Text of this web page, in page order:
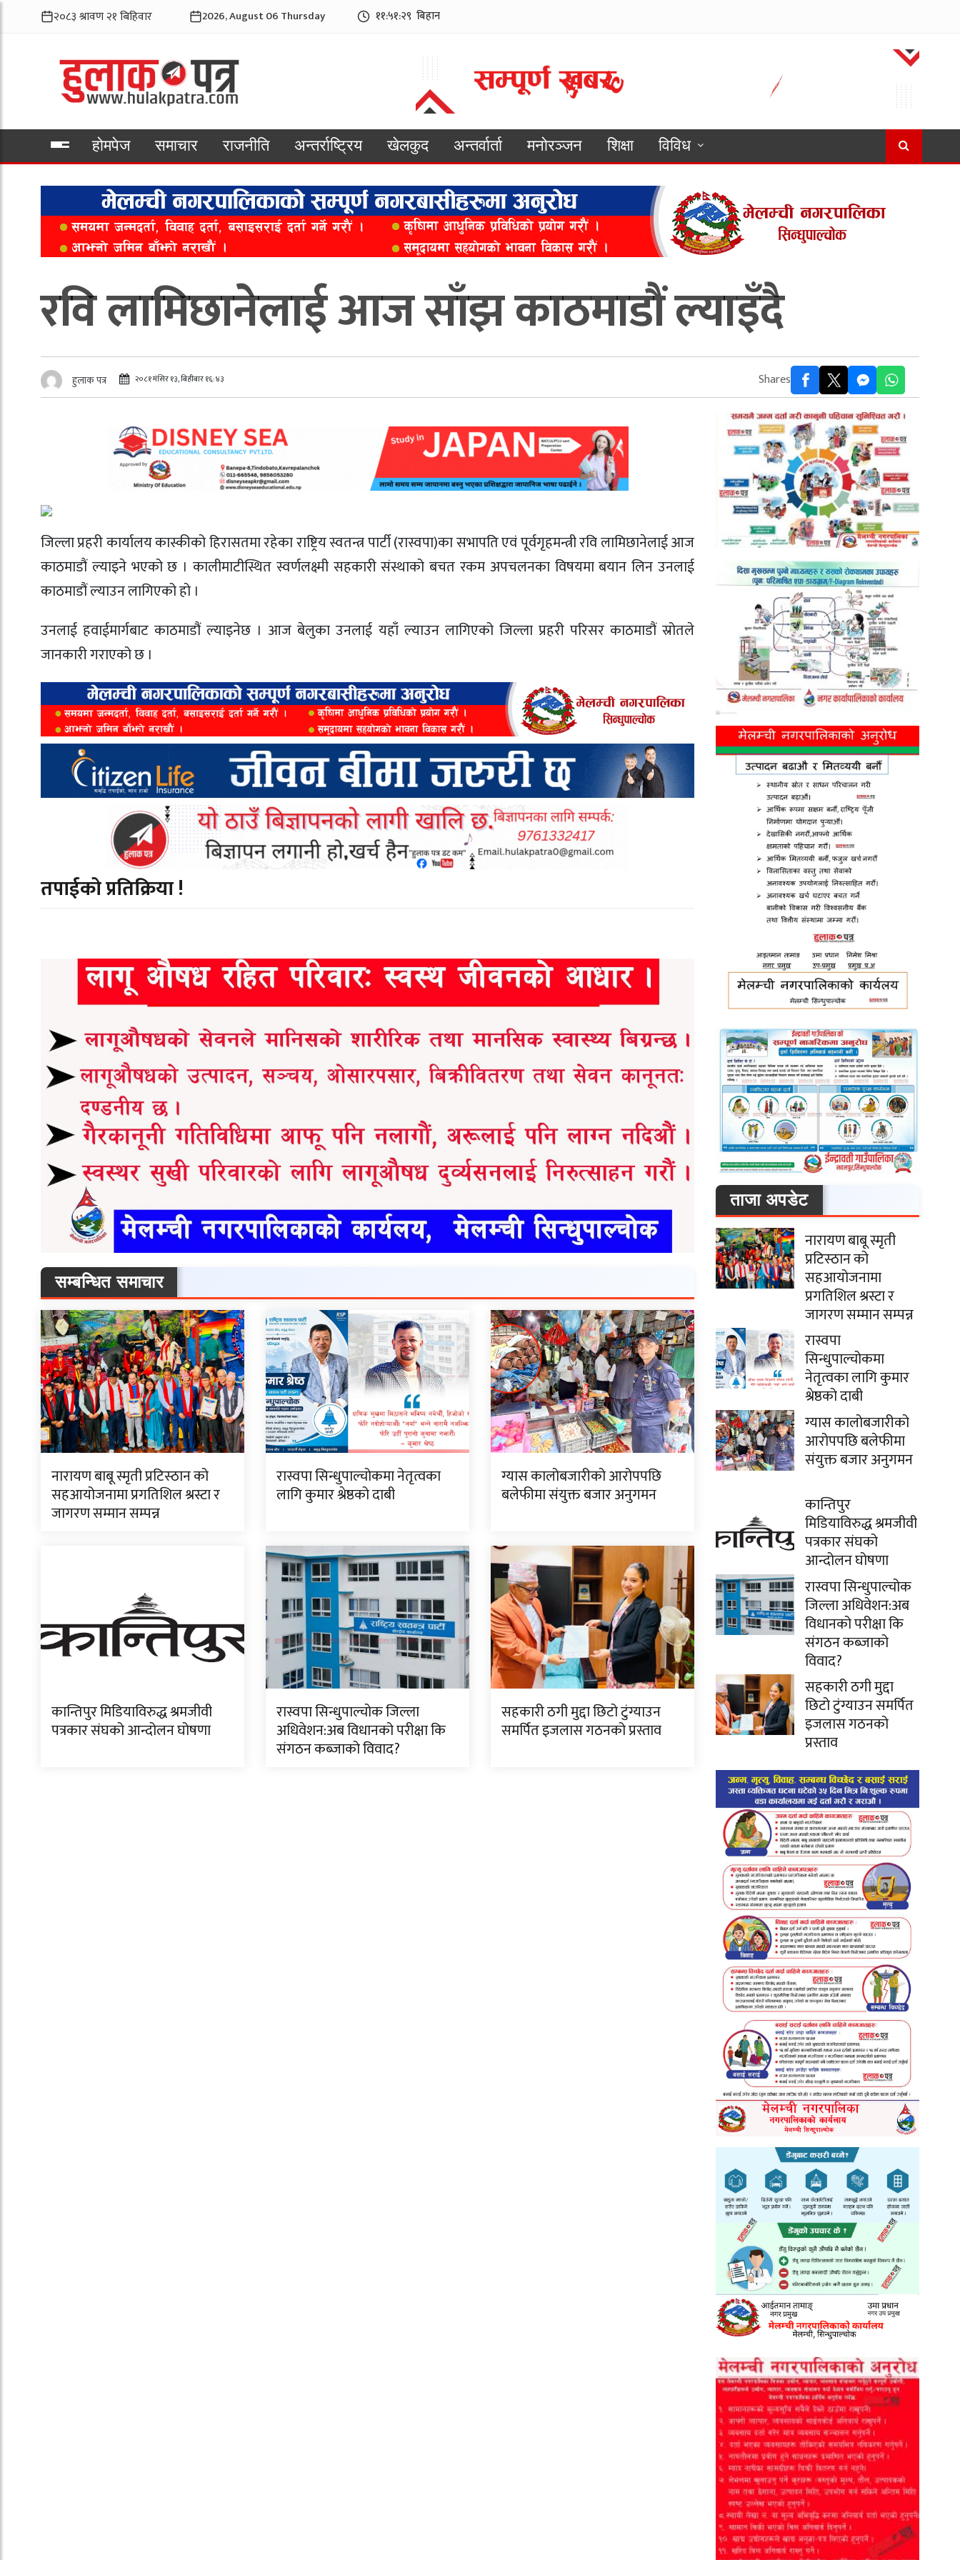
2026, August 06 Thursday ११:५१:३० बिहान
होमपेज समाचार राजनीति अन्तर्राष्ट्रिय खेलकुद अन्तर्वार्ता मनोरञ्जन शिक्षा
विविध
रवि लामिछानेलाई आज साँझ काठमाडौं ल्याइँदै
हुलाक पत्र २०८१ मंसिर १३, बिहीबार १६:४३ Shares
जिल्ला प्रहरी कार्यालय कास्कीको हिरासतमा रहेका राष्ट्रिय स्वतन्त्र पार्टी (रास्वपा)का सभापति एवं पूर्वगृहमन्त्री रवि लामिछानेलाई आज
काठमाडौं ल्याइने भएको छ । कालीमाटीस्थित स्वर्णलक्ष्मी सहकारी संस्थाको बचत रकम अपचलनका विषयमा बयान लिन उनलाई
काठमाडौं ल्याउन लागिएको हो ।
उनलाई हवाईमार्गबाट काठमाडौं ल्याइनेछ । आज बेलुका उनलाई यहाँ ल्याउन लागिएको जिल्ला प्रहरी परिसर काठमाडौं स्रोतले
जानकारी गराएको छ ।
तपाईको प्रतिक्रिया !
सम्बन्धित समाचार
नारायण बाबू स्मृती प्रटिस्ठान को
सहआयोजनामा प्रगतिशिल श्रस्टा र
जागरण सम्मान सम्पन्न
रास्वपा सिन्धुपाल्चोकमा नेतृत्वका
लागि कुमार श्रेष्ठको दाबी
ग्यास कालोबजारीको आरोपपछि
बलेफीमा संयुक्त बजार अनुगमन
कान्तिपुर मिडियाविरुद्ध श्रमजीवी
पत्रकार संघको आन्दोलन घोषणा
रास्वपा सिन्धुपाल्चोक जिल्ला
अधिवेशन:अब विधानको परीक्षा कि
संगठन कब्जाको विवाद?
सहकारी ठगी मुद्दा छिटो टुंग्याउन
समर्पित इजलास गठनको प्रस्ताव
ताजा अपडेट
नारायण बाबू स्मृती
प्रटिस्ठान को
सहआयोजनामा
प्रगतिशिल श्रस्टा र
जागरण सम्मान सम्पन्न
रास्वपा
सिन्धुपाल्चोकमा
नेतृत्वका लागि कुमार
श्रेष्ठको दाबी
ग्यास कालोबजारीको
आरोपपछि बलेफीमा
संयुक्त बजार अनुगमन
कान्तिपुर
मिडियाविरुद्ध श्रमजीवी
पत्रकार संघको
आन्दोलन घोषणा
रास्वपा सिन्धुपाल्चोक
जिल्ला अधिवेशन:अब
विधानको परीक्षा कि
संगठन कब्जाको
विवाद?
सहकारी ठगी मुद्दा
छिटो टुंग्याउन समर्पित
इजलास गठनको
प्रस्ताव